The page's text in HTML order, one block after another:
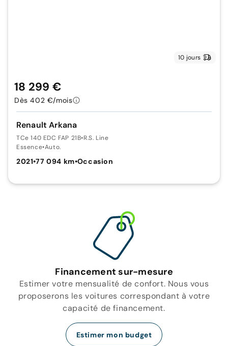
10 jours
Renault Arkana
TCe 140 EDC FAP 21B•R.S. Line
Essence•Auto.
2021•77 094 km•Occasion
18 299 €
Dès 402 €/mois
Financement sur-mesure
Estimer votre mensualité de confort. Nous vous
proposerons les voitures correspondant à votre
capacité de financement.
Estimer mon budget